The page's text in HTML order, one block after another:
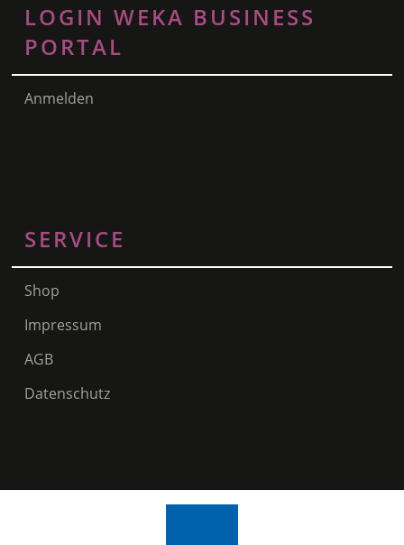
LOGIN WEKA BUSINESS
PORTAL
Anmelden
SERVICE
Shop
Impressum
AGB
Datenschutz